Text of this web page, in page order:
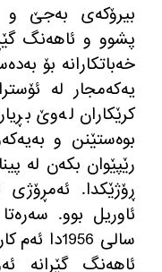
بیرۆکەی بەجێ و
پشوو و ئاهەنگ
خەباتکارانە بۆ
یەکەمجار لە
کرێکاران لەوێ
بوەستێنن و
رێپێوان بکەن لە
ڕۆژێکدا. ئەمڕۆژی
ئاوریل بوو.
سالی
دا ئەم
ئاهەنگ گێڕانە